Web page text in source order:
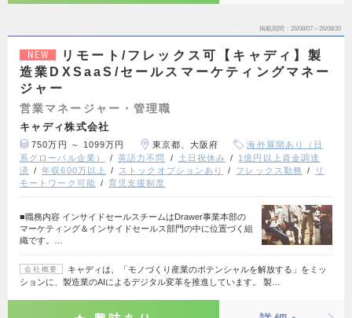
掲載期間 26/08/07～26/08/20
NEW
リモート/フレックス可【キャディ】製
造業DXSaaS/セールスマーケティングマネー
ジャー
営業マネージャー・管理職
キャディ株式会社
750万円 ～ 1099万円 東京都、大阪府
海外展開あり（日
系グローバル企業）
英語力不問 土日祝休み
1億円以上資金調達
済
年収600万以上 ストックオプションあり フレックス勤務
リ
モートワーク可能
育児支援制度
■職務内容 インサイドセールスチームはDrawer事業本部の
マーケティング＆インサイドセールス部門の中に位置づく組
織です。…
会社概要
キャディは、「モノづくり産業のポテンシャルを解放する」をミッ
ションに、製造業のAIによるデジタル変革を推進しています。 製…